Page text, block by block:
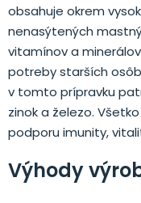
obsahuje okrem
nenasýtených
vitamínov a
potreby starších
v tomto prípravku
zinok a železo.
podporu imunity,
Výhody